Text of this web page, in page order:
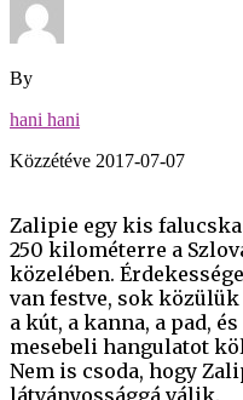
By
hani hani
Közzétéve 2017-07-07
Zalipie egy kis
250 kilométerre a
közelében.
van festve, sok
a kút, a kanna, a pad,
mesebeli hangulatot
Nem is csoda, hogy
látványossággá válik.